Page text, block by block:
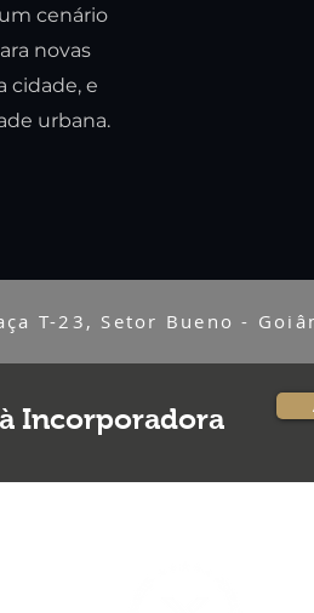
cenário
novas
cidade, e
urbana.
T-23, Setor Bueno -
Incorporadora